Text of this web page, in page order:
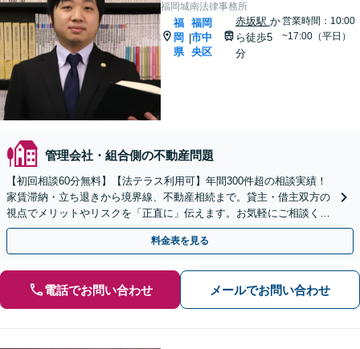
福岡城南法律事務所
福
岡
県
|
福岡
市中
央区
赤坂駅 か
ら徒歩5
分
営業時間：10:00
~17:00（平日）
管理会社・組合側の不動産問題
【初回相談60分無料】【法テラス利用可】年間300件超の相談実績！
家賃滞納・立ち退きから境界線、不動産相続まで。貸主・借主双方の
視点でメリットやリスクを「正直に」伝えます。お気軽にご相談くだ
さい。【赤坂駅徒歩5分】
料金表を見る
電話でお問い合わせ メールでお問い合わせ